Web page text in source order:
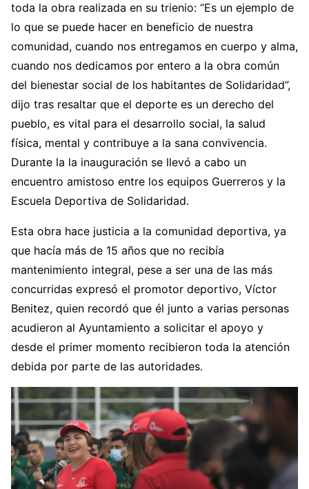
toda la obra realizada en su trienio: “Es un ejemplo de
lo que se puede hacer en beneficio de nuestra
comunidad, cuando nos entregamos en cuerpo y alma,
cuando nos dedicamos por entero a la obra común
del bienestar social de los habitantes de Solidaridad”,
dijo tras resaltar que el deporte es un derecho del
pueblo, es vital para el desarrollo social, la salud
física, mental y contribuye a la sana convivencia.
Durante la la inauguración se llevó a cabo un
encuentro amistoso entre los equipos Guerreros y la
Escuela Deportiva de Solidaridad.
Esta obra hace justicia a la comunidad deportiva, ya
que hacía más de 15 años que no recibía
mantenimiento integral, pese a ser una de las más
concurridas expresó el promotor deportivo, Víctor
Benitez, quien recordó que él junto a varias personas
acudieron al Ayuntamiento a solicitar el apoyo y
desde el primer momento recibieron toda la atención
debida por parte de las autoridades.